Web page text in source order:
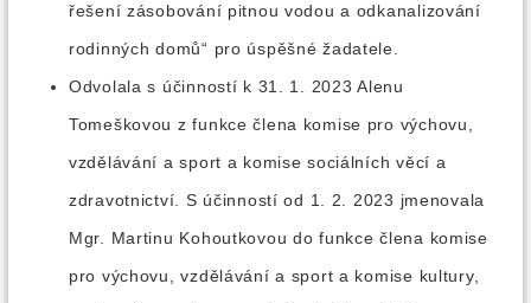
řešení zásobování pitnou vodou a odkanalizování
rodinných domů“ pro úspěšné žadatele.
Odvolala s účinností k 31. 1. 2023 Alenu
Tomeškovou z funkce člena komise pro výchovu,
vzdělávání a sport a komise sociálních věcí a
zdravotnictví. S účinností od 1. 2. 2023 jmenovala
Mgr. Martinu Kohoutkovou do funkce člena komise
pro výchovu, vzdělávání a sport a komise kultury,